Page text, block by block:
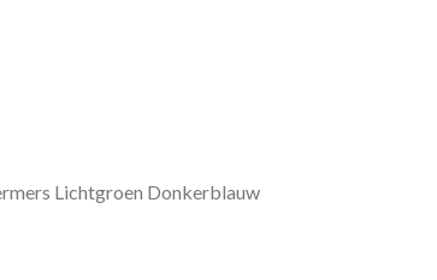
Lichtgroen Donkerblauw